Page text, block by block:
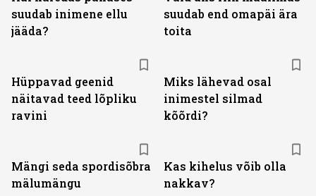
suudab inimene ellu
jääda?
suudab end omapäi ära
toita
Hüppavad geenid
näitavad teed lõpliku
ravini
Miks lähevad osal
inimestel silmad
kõõrdi?
Mängi seda spordisõbra
mälumängu
Kas kihelus võib olla
nakkav?